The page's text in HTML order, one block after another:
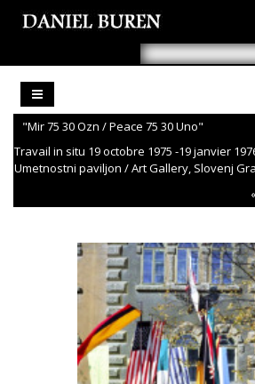
"Mir 75 30 Ozn / Peace 75 30 Uno"
Travail in situ 19 octobre 1975 -19 janvier
Umetnostni paviljon / Art Gallery, Slovenj